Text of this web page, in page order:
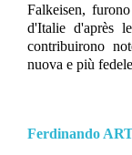
Falkeisen,
d'Italie d'après
contribuirono
nuova e più
Ferdinando